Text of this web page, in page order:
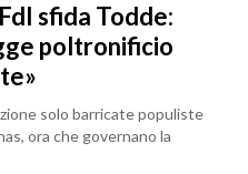
sfida Todde:
poltronificio
solo barricate populiste
ora che governano la